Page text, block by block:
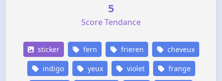
5
Score Tendance
sticker fern frieren cheveux
indigo yeux violet frange